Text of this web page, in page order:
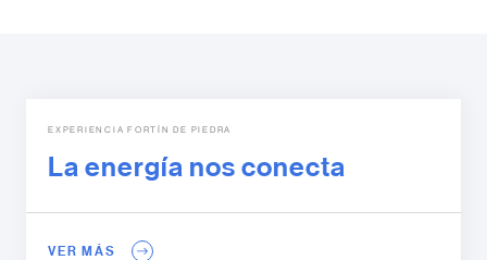
EXPERIENCIA FORTÍN DE PIEDRA
La energía nos conecta
VER MÁS